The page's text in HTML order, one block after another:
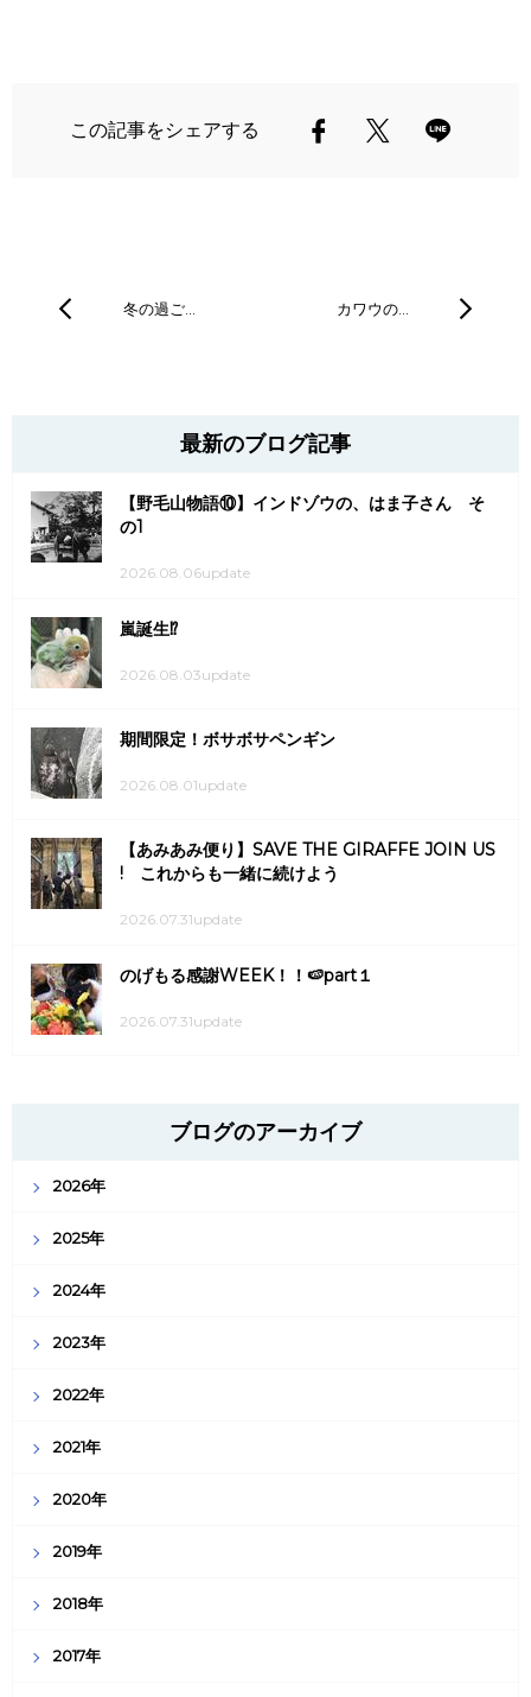
この記事をシェアする
冬の過ご… カワウの…
最新のブログ記事
【野毛山物語⑩】インドゾウの、はま子さん そ
の1
2026.08.06update
嵐誕生⁉
2026.08.03update
期間限定！ボサボサペンギン
2026.08.01update
【あみあみ便り】SAVE THE GIRAFFE JOIN US
! これからも一緒に続けよう
2026.07.31update
のげもる感謝WEEK！！🍉part１
2026.07.31update
ブログのアーカイブ
2026年
2025年
2024年
2023年
2022年
2021年
2020年
2019年
2018年
2017年